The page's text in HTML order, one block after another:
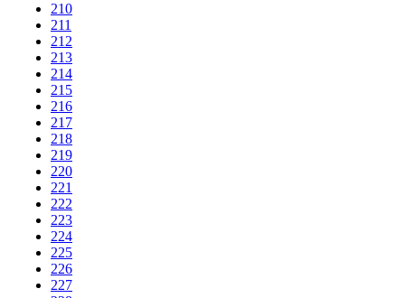
210
211
212
213
214
215
216
217
218
219
220
221
222
223
224
225
226
227